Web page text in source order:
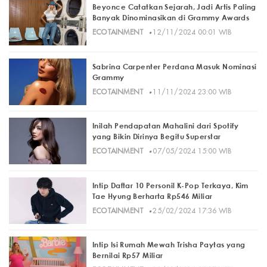
Beyonce Catatkan Sejarah, Jadi Artis Paling
Banyak Dinominasikan di Grammy Awards
ECOTAINMENT
· 12/11/2024 00:01 WIB
Sabrina Carpenter Perdana Masuk Nominasi
Grammy
ECOTAINMENT
· 11/11/2024 23:00 WIB
Inilah Pendapatan Mahalini dari Spotify
yang Bikin Dirinya Begitu Superstar
ECOTAINMENT
· 07/05/2024 15:00 WIB
Intip Daftar 10 Personil K-Pop Terkaya, Kim
Tae Hyung Berharta Rp546 Miliar
ECOTAINMENT
· 25/02/2024 17:36 WIB
Intip Isi Rumah Mewah Trisha Paytas yang
Bernilai Rp57 Miliar